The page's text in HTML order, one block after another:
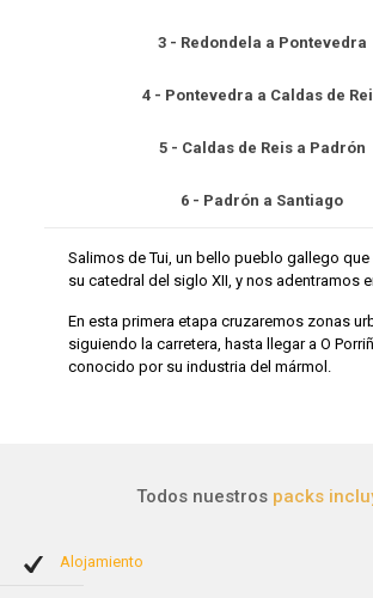
3 - Redondela a Pontevedra
4 - Pontevedra a Caldas de
5 - Caldas de Reis a Padrón
6 - Padrón a Santiago
Salimos de Tui, un bello pueblo gallego
su catedral del siglo XII, y nos adentramos
En esta primera etapa cruzaremos zonas
siguiendo la carretera, hasta llegar a O
conocido por su industria del mármol.
Todos nuestros packs
Alojamiento